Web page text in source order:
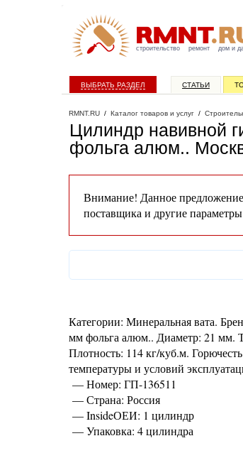
строительство ремонт дом и
ВЫБРАТЬ РАЗДЕЛ СТАТЬИ
RMNT.RU / Каталог товаров и услуг /
Цилиндр навивной
фольга алюм..
Внимание! Данное предложение
поставщика и другие
Категории: Минеральная вата.
мм фольга алюм.. Диаметр: 21 мм.
Плотность: 114 кг/куб.м.
температуры и условий
— Номер: ГП-136511
— Страна: Россия
— InsideОЕИ: 1 цилиндр
— Упаковка: 4 цилиндра